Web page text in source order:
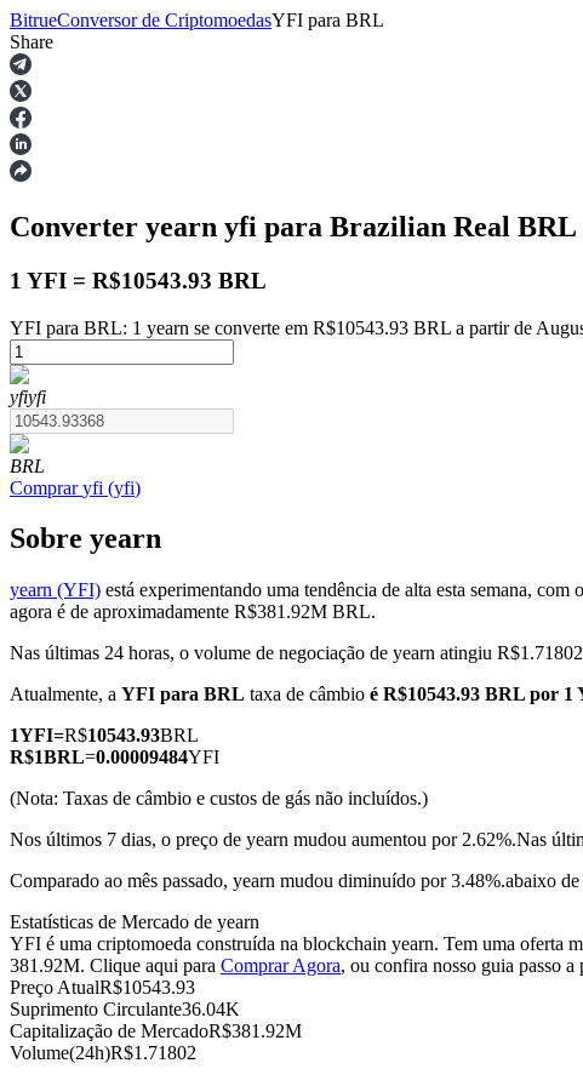
Futuros
Futuros de USDT
Futuros usando USDT como garantia
Futuros COIN-M
Futuros de criptomoeda
BitrueConversor de CriptomoedasYFI para BRL
Share
Converter yearn yfi para Brazilian Real BRL
1 YFI = R$10543.93 BRL
YFI para BRL: 1 yearn se converte em R$10543.93 BRL a partir de
yfiyfi
BRL
Comprar yfi (yfi)
Sobre yearn
yearn (YFI) está experimentando uma tendência de alta esta semana, com
agora é de aproximadamente R$381.92M BRL.
Nas últimas 24 horas, o volume de negociação de yearn atingiu
Atualmente, a YFI para BRL taxa de câmbio é R$10543.93 BRL por 1
1YFI=R$10543.93BRL
R$1BRL=0.00009484YFI
(Nota: Taxas de câmbio e custos de gás não incluídos.)
Nos últimos 7 dias, o preço de yearn mudou aumentou por 2.62%.Nas
Comparado ao mês passado, yearn mudou diminuído por 3.48%.abaixo
Estatísticas de Mercado de yearn
YFI é uma criptomoeda construída na blockchain yearn. Tem uma oferta
381.92M. Clique aqui para Comprar Agora, ou confira nosso guia passo a
Preço AtualR$10543.93
Suprimento Circulante36.04K
Capitalização de MercadoR$381.92M
Volume(24h)R$1.71802